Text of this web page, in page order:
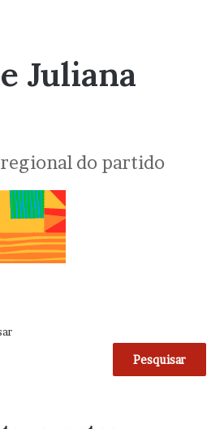
Juliana
do partido
Pesquisar